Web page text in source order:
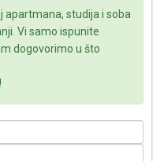
apartmana, studija i soba
Vi samo ispunite
dogovorimo u što